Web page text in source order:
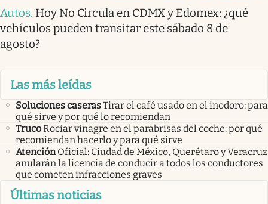
Autos. Hoy No Circula en CDMX y Edomex: ¿qué
vehículos pueden transitar este sábado 8 de
agosto?
Las más leídas
Soluciones caserasTirar el café usado en el inodoro: para
qué sirve y por qué lo recomiendan
TrucoRociar vinagre en el parabrisas del coche: por qué
recomiendan hacerlo y para qué sirve
Atención Oficial: Ciudad de México, Querétaro y Veracruz
anularán la licencia de conducir a todos los conductores
que cometen infracciones graves
Últimas noticias